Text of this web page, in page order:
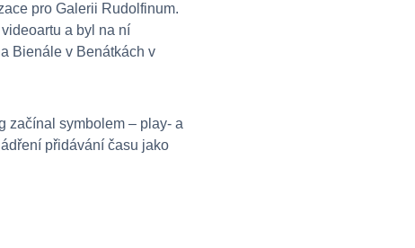
pro Galerii Rudolfinum.
a byl na ní
Bienále v Benátkách v
začínal symbolem – play- a
přidávání času jako